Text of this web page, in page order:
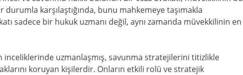
durumla karşılaştığında, bunu mahkemeye taşımakla
sadece bir hukuk uzmanı değil, aynı zamanda müvekkilinin en
inceliklerinde uzmanlaşmış, savunma stratejilerini titizlikle
koruyan kişilerdir. Onların etkili rolü ve stratejik